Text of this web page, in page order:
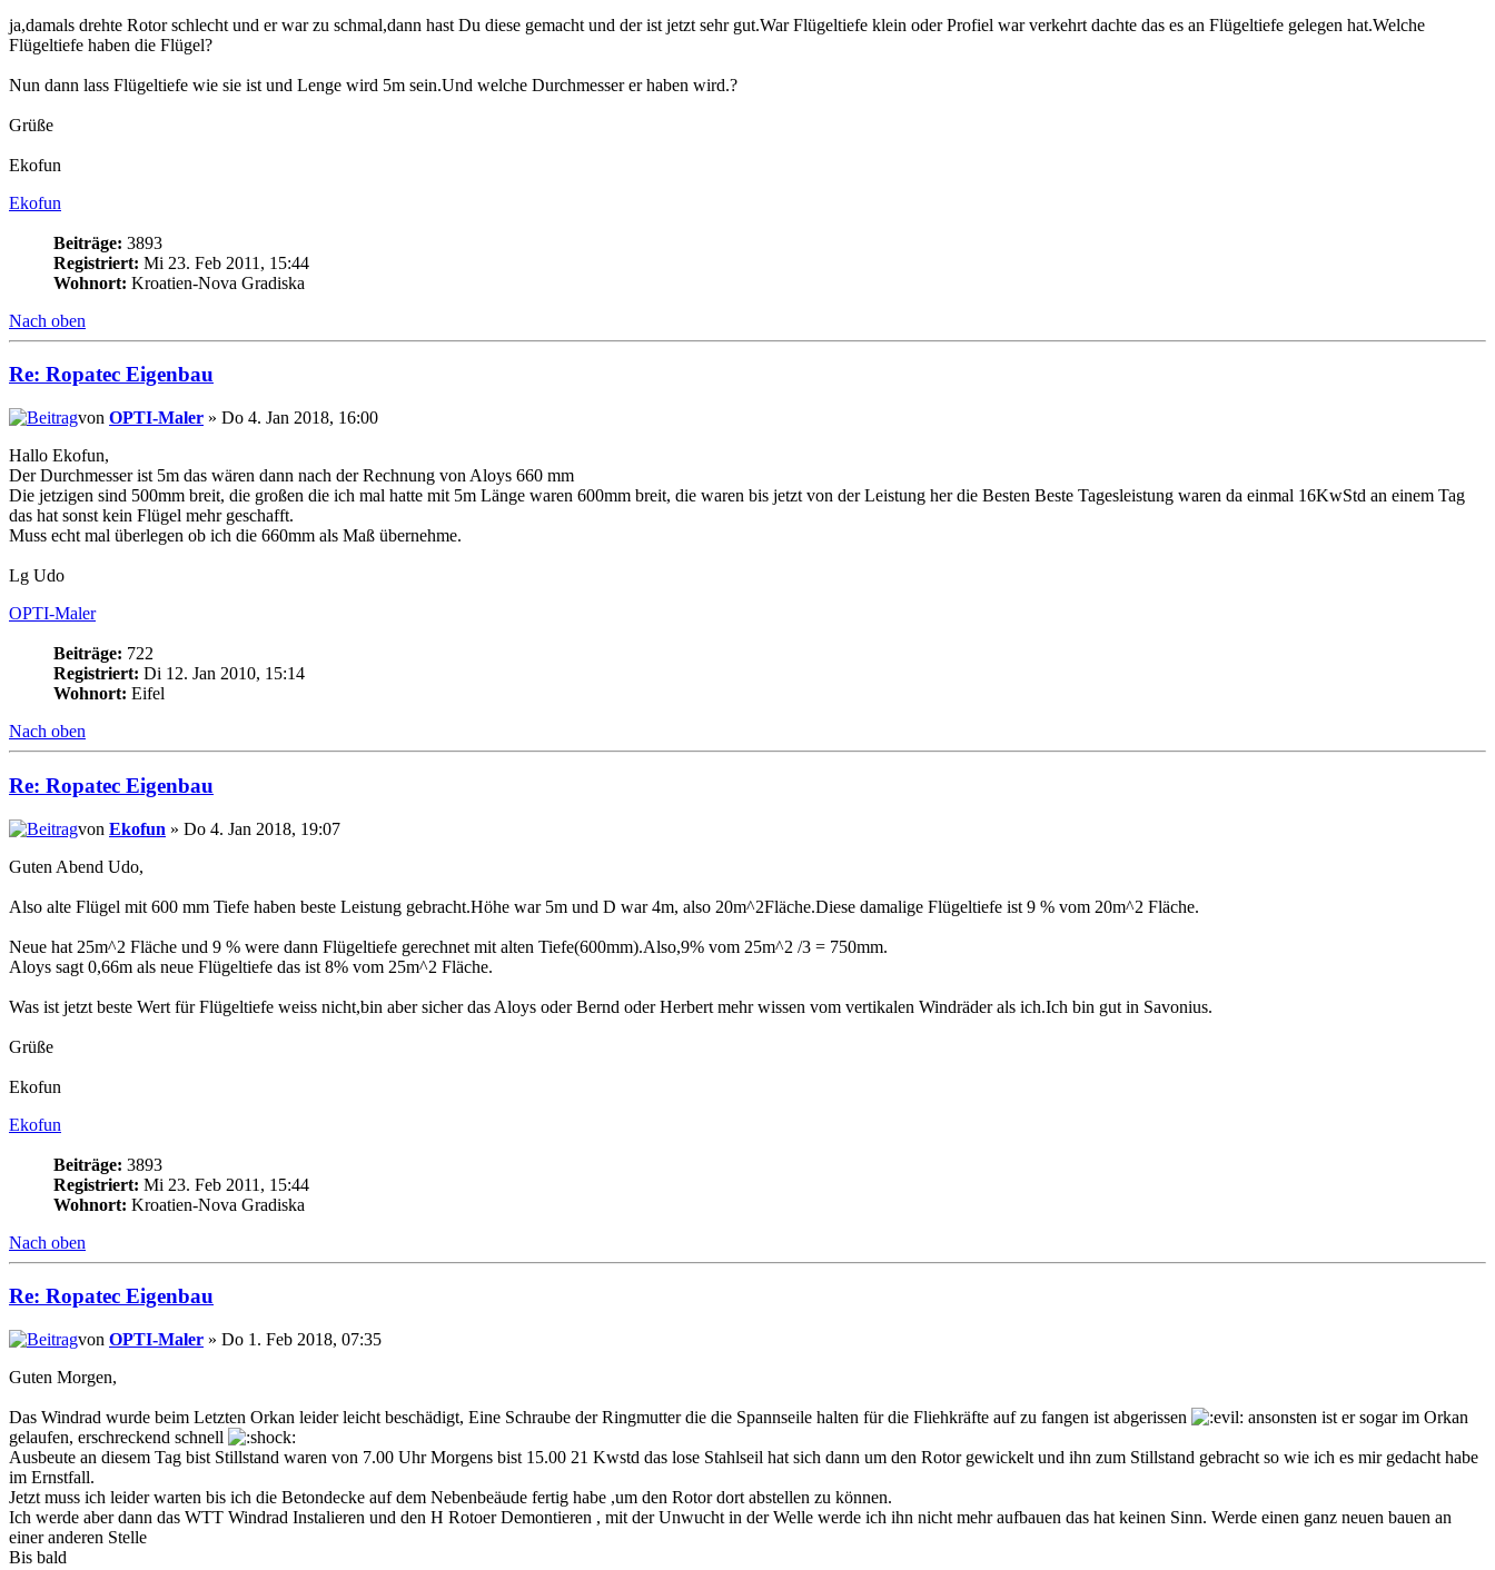
ja,damals drehte Rotor schlecht und er war zu schmal,dann hast Du diese gemacht und der ist jetzt sehr gut.War Flügeltiefe klein oder Profiel war verkehrt dachte das es an Flügeltiefe gelegen hat.Welche
Flügeltiefe haben die Flügel?
Nun dann lass Flügeltiefe wie sie ist und Lenge wird 5m sein.Und welche Durchmesser er haben wird.?
Grüße
Ekofun
Ekofun
Beiträge: 3893
Registriert: Mi 23. Feb 2011, 15:44
Wohnort: Kroatien-Nova Gradiska
Nach oben
Re: Ropatec Eigenbau
von OPTI-Maler » Do 4. Jan 2018, 16:00
Hallo Ekofun,
Der Durchmesser ist 5m das wären dann nach der Rechnung von Aloys 660 mm
Die jetzigen sind 500mm breit, die großen die ich mal hatte mit 5m Länge waren 600mm breit, die waren bis jetzt von der Leistung her die Besten Beste Tagesleistung waren da einmal 16KwStd an einem Tag
das hat sonst kein Flügel mehr geschafft.
Muss echt mal überlegen ob ich die 660mm als Maß übernehme.
Lg Udo
OPTI-Maler
Beiträge: 722
Registriert: Di 12. Jan 2010, 15:14
Wohnort: Eifel
Nach oben
Re: Ropatec Eigenbau
von Ekofun » Do 4. Jan 2018, 19:07
Guten Abend Udo,
Also alte Flügel mit 600 mm Tiefe haben beste Leistung gebracht.Höhe war 5m und D war 4m, also 20m^2Fläche.Diese damalige Flügeltiefe ist 9 % vom 20m^2 Fläche.
Neue hat 25m^2 Fläche und 9 % were dann Flügeltiefe gerechnet mit alten Tiefe(600mm).Also,9% vom 25m^2 /3 = 750mm.
Aloys sagt 0,66m als neue Flügeltiefe das ist 8% vom 25m^2 Fläche.
Was ist jetzt beste Wert für Flügeltiefe weiss nicht,bin aber sicher das Aloys oder Bernd oder Herbert mehr wissen vom vertikalen Windräder als ich.Ich bin gut in Savonius.
Grüße
Ekofun
Ekofun
Beiträge: 3893
Registriert: Mi 23. Feb 2011, 15:44
Wohnort: Kroatien-Nova Gradiska
Nach oben
Re: Ropatec Eigenbau
von OPTI-Maler » Do 1. Feb 2018, 07:35
Guten Morgen,
Das Windrad wurde beim Letzten Orkan leider leicht beschädigt, Eine Schraube der Ringmutter die die Spannseile halten für die Fliehkräfte auf zu fangen ist abgerissen
ansonsten ist er sogar im Orkan
gelaufen, erschreckend schnell
Ausbeute an diesem Tag bist Stillstand waren von 7.00 Uhr Morgens bist 15.00 21 Kwstd das lose Stahlseil hat sich dann um den Rotor gewickelt und ihn zum Stillstand gebracht so wie ich es mir gedacht habe
im Ernstfall.
Jetzt muss ich leider warten bis ich die Betondecke auf dem Nebenbeäude fertig habe ,um den Rotor dort abstellen zu können.
Ich werde aber dann das WTT Windrad Instalieren und den H Rotoer Demontieren , mit der Unwucht in der Welle werde ich ihn nicht mehr aufbauen das hat keinen Sinn. Werde einen ganz neuen bauen an
einer anderen Stelle
Bis bald